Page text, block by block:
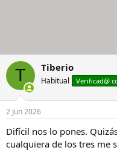
T Tiberio
Habitual Verificad@
2 Jun 2026
Difícil nos lo pones.
cualquiera de los tres me